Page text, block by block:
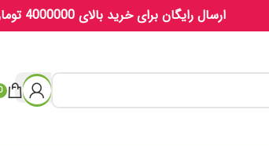
ارسال رایگان برای خرید بالای 4000000 تومان